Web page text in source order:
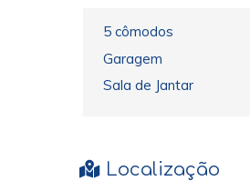
5 cômodos
Garagem
Sala de Jantar
Localização